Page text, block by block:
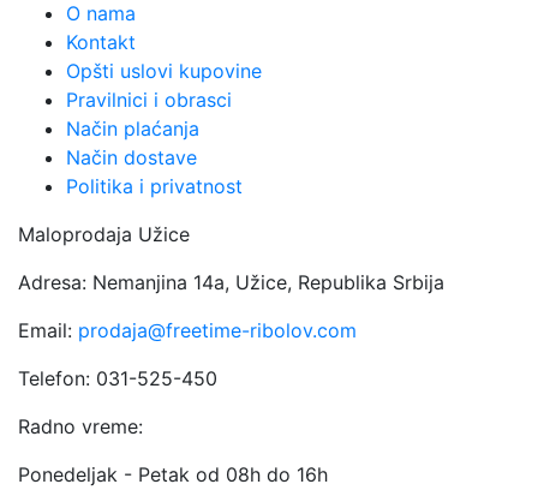
O nama
Kontakt
Opšti uslovi kupovine
Pravilnici i obrasci
Način plaćanja
Način dostave
Politika i privatnost
Maloprodaja Užice
Adresa: Nemanjina 14a, Užice, Republika Srbija
Email: prodaja@freetime-ribolov.com
Telefon: 031-525-450
Radno vreme:
Ponedeljak - Petak od 08h do 16h